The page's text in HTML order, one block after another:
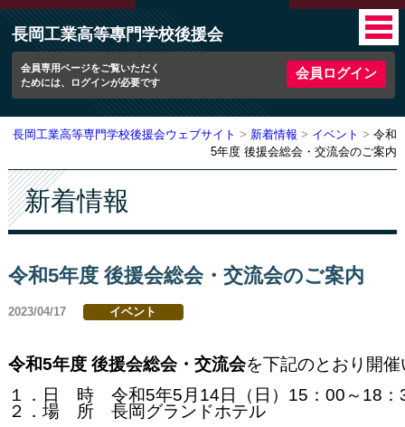
長岡工業高等專門学校後援会
会員専用ページをご覧いただく
ためには、ログインが必要です
会員ログイン
長岡工業高等専門学校後援会ウェブサイト 新着情報 イベント
令和
5年度 後援会総会・交流会のご案内
新着情報
令和5年度 後援会総会・交流会のご案内
2023/04/17 イベント
令和5年度 後援会総会・交流会を下記のとおり開
１．日　時　令和5年5月14日（日）15：00～18：
２．場　所　長岡グランドホテル